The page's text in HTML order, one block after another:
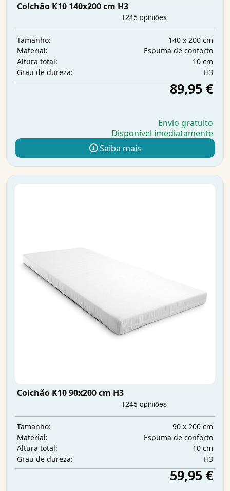
Colchão K10 140x200 cm H3
Tamanho:
140 x 200 cm
Material:
Espuma de conforto
Altura total:
10 cm
Grau de dureza:
H3
89,95 €
Envio gratuito
Disponível imediatamente
Saiba mais
Colchão K10 90x200 cm H3
Tamanho:
90 x 200 cm
Material:
Espuma de conforto
Altura total:
10 cm
Grau de dureza:
H3
59,95 €